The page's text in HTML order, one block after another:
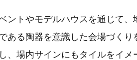
ントやモデルハウスを通じて、
ある陶器を意識した会場づくり
、場内サインにもタイルをイメ